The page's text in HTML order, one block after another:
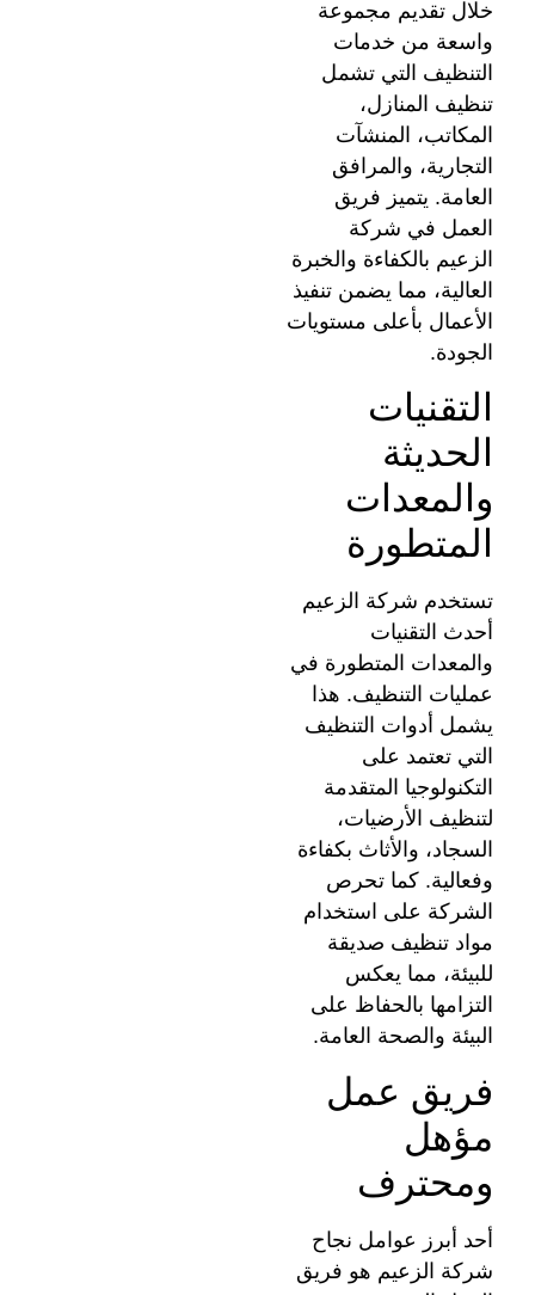
خلال تقديم مجموعة
واسعة من خدمات
التنظيف التي تشمل
تنظيف المنازل،
المكاتب، المنشآت
التجارية، والمرافق
العامة. يتميز فريق
العمل في شركة
الزعيم بالكفاءة والخبرة
العالية، مما يضمن تنفيذ
الأعمال بأعلى مستويات
الجودة.
التقنيات
الحديثة
والمعدات
المتطورة
تستخدم شركة الزعيم
أحدث التقنيات
والمعدات المتطورة في
عمليات التنظيف. هذا
يشمل أدوات التنظيف
التي تعتمد على
التكنولوجيا المتقدمة
لتنظيف الأرضيات،
السجاد، والأثاث بكفاءة
وفعالية. كما تحرص
الشركة على استخدام
مواد تنظيف صديقة
للبيئة، مما يعكس
التزامها بالحفاظ على
البيئة والصحة العامة.
فريق عمل
مؤهل
ومحترف
أحد أبرز عوامل نجاح
شركة الزعيم هو فريق